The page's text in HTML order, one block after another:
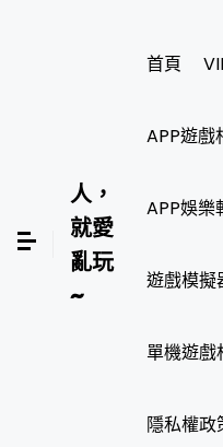
人，
就愛
亂玩
~
首頁
APP遊戲
APP娛樂
遊戲模擬
單機遊戲
隱私權政